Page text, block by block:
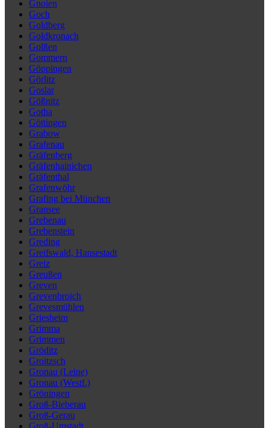
Gnoien
Goch
Goldberg
Goldkronach
Golßen
Gommern
Göppingen
Görlitz
Goslar
Gößnitz
Gotha
Göttingen
Grabow
Grafenau
Gräfenberg
Gräfenhainichen
Gräfenthal
Grafenwöhr
Grafing bei München
Gransee
Grebenau
Grebenstein
Greding
Greifswald, Hansestadt
Greiz
Greußen
Greven
Grevenbroich
Grevesmühlen
Griesheim
Grimma
Grimmen
Gröditz
Groitzsch
Gronau (Leine)
Gronau (Westf.)
Gröningen
Groß-Bieberau
Groß-Gerau